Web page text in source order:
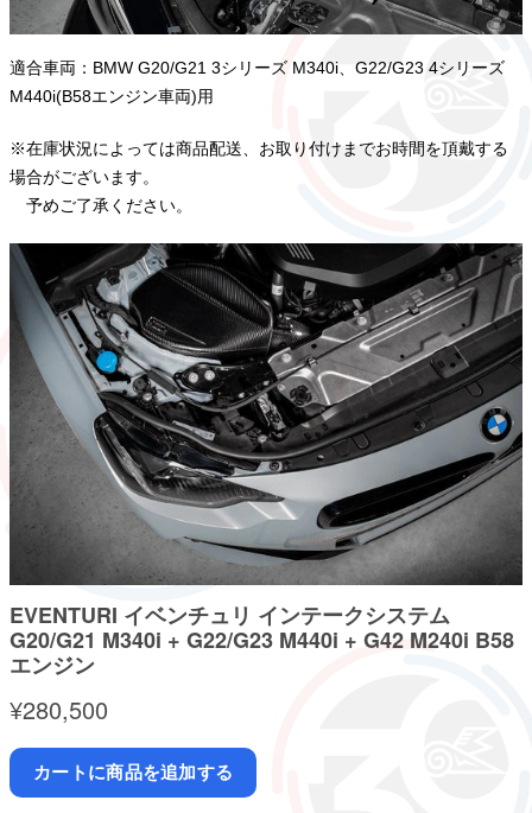
適合車両：BMW G20/G21 3シリーズ M340i、G22/G23 4シリーズ
M440i(B58エンジン車両)用
※在庫状況によっては商品配送、お取り付けまでお時間を頂戴する
場合がございます。
予めご了承ください。